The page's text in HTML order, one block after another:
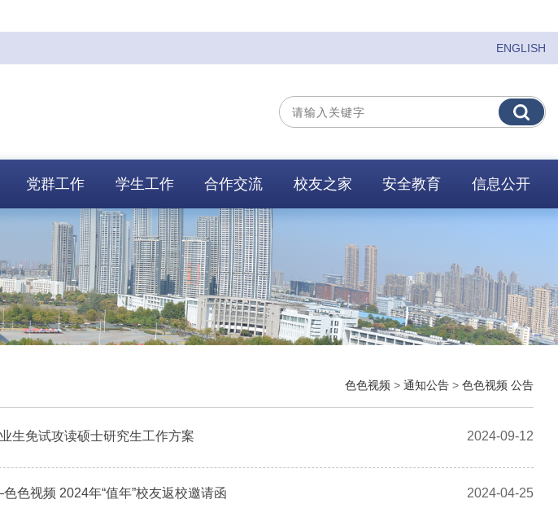
ENGLISH
党群工作 学生工作 合作交流 校友之家 安全教育 信息公开
色色视频 > 通知公告 > 色色视频 公告
生免试攻读硕士研究生工作方案 2024-09-12
色视频 2024年“值年”校友返校邀请函 2024-04-25